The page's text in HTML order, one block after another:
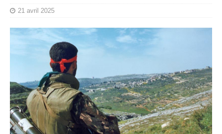
21 avril 2025